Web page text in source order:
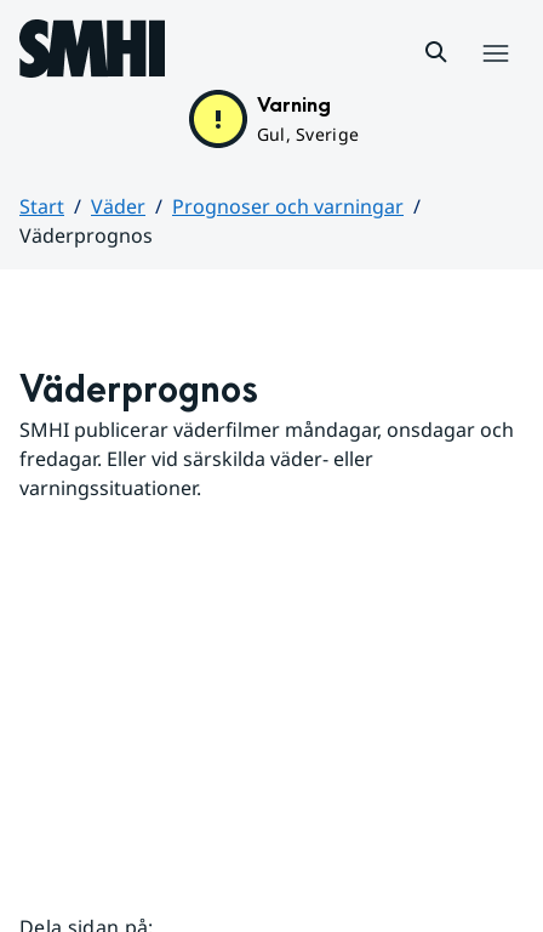
Hoppa till sidans innehåll
Varning
Gul, Sverige
Start Väder
Prognoser och varningar
Väderprognos
Väderprognos
SMHI publicerar väderfilmer måndagar, onsdagar och
fredagar. Eller vid särskilda väder- eller
varningssituationer.